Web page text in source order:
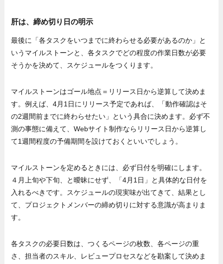
肝は、締め切り日の明示
最後に「各タスクをいつまでに終わらせる必要があるのか」と
いうマイルストーンと、各タスクでどの程度の作業日数が必要
そうかを決めて、スケジュールをつくります。
マイルストーンはゴール地点＝リリース日から逆算して決めま
す。例えば、4月1日にリリース予定であれば、「動作確認はそ
の2週間前までに終わらせたい」という具合に決めます。必ず不
測の事態に備えて、Webサイト制作ならリリース日から逆算し
て1週間程度の予備期間を設けておくといいでしょう。
マイルストーンを定めるときには、必ず日付を明確にします。
４月上旬や下旬、と曖昧にせず、「4月1日」と具体的な日付を
入れるべきです。スケジュールの現実味が出てきて、結果とし
て、プロジェクトメンバーの締め切りに対する意識が高まりま
す。
各タスクの必要日数は、つくるページの枚数、各ページの重
さ、担当者のスキル、レビュープロセスなどを勘案して決めま